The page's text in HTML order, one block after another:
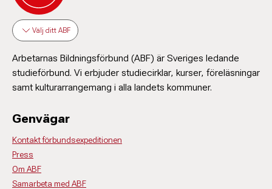
Välj ditt ABF
Arbetarnas Bildningsförbund (ABF) är Sveriges ledande
studieförbund. Vi erbjuder studiecirklar, kurser, föreläsningar
samt kulturarrangemang i alla landets kommuner.
Genvägar
Kontakt förbundsexpeditionen
Press
Om ABF
Samarbeta med ABF